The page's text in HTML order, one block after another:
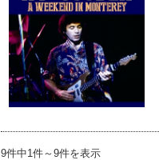
9件中1件～9件を表示